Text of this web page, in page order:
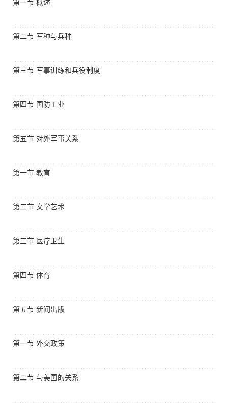
第一节 概述
第二节 军种与兵种
第三节 军事训练和兵役制度
第四节 国防工业
第五节 对外军事关系
第一节 教育
第二节 文学艺术
第三节 医疗卫生
第四节 体育
第五节 新闻出版
第一节 外交政策
第二节 与美国的关系